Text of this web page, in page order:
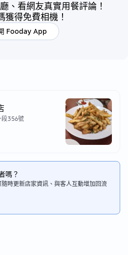
、看網友真實用餐評論！
獲得免費相機！
Fooday App
段356號
嗎？
時更新店家資訊、與客人互動增加回流